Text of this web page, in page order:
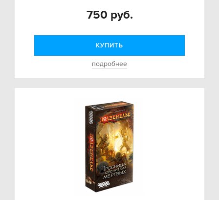
750 руб.
КУПИТЬ
подробнее